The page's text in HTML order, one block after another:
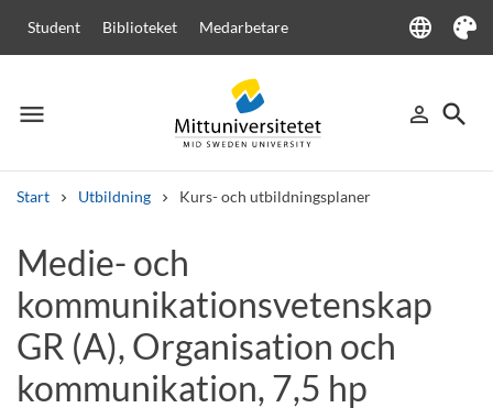
Student Biblioteket Medarbetare language
Language
Tema
menu
Meny person_outline
Logga in
search
Sök
Start Utbildning Kurs- och utbildningsplaner
Andra söktjänster
Kurser och programKursplanerVälkomstbrev Personal
Lediga jobb
Medie- och
kommunikationsvetenskap
GR (A), Organisation och
kommunikation, 7,5 hp